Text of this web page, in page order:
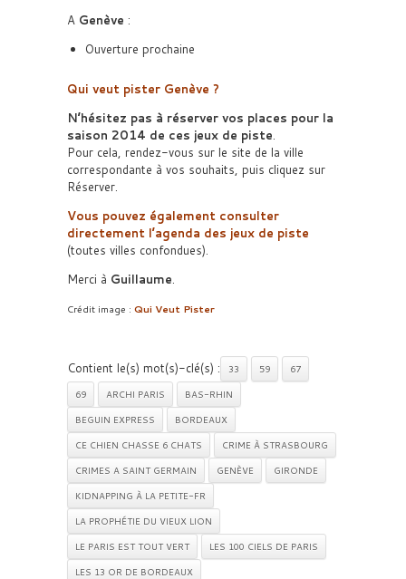
A Genève :
Ouverture prochaine
Qui veut pister Genève ?
N’hésitez pas à réserver vos places pour la
saison 2014 de ces jeux de piste.
Pour cela, rendez-vous sur le site de la ville
correspondante à vos souhaits, puis cliquez sur
Réserver.
Vous pouvez également consulter
directement l’agenda des jeux de piste
(toutes villes confondues).
Merci à Guillaume.
Crédit image : Qui Veut Pister
Contient le(s) mot(s)-clé(s) : 33 59
67
69
ARCHI PARIS
BAS-RHIN
BEGUIN EXPRESS
BORDEAUX
CE CHIEN CHASSE 6 CHATS
CRIME À STRASBOURG
CRIMES A SAINT GERMAIN
GENÈVE
GIRONDE
KIDNAPPING À LA PETITE-FR
LA PROPHÉTIE DU VIEUX LION
LE PARIS EST TOUT VERT
LES 100 CIELS DE PARIS
LES 13 OR DE BORDEAUX